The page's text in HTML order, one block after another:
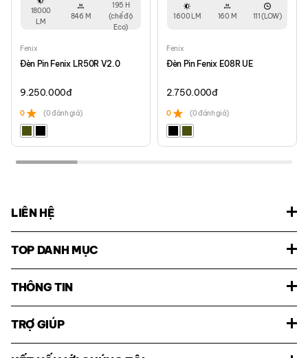
18000
LM
846 M
195 H
(chế độ
Eco)
Fenix
Đèn Pin Fenix LR50R V2.0
9.250.000đ
0 (0 đánh giá)
1600 LM 160 M 111 (LOW)
Fenix
Đèn Pin Fenix E08R UE
2.750.000đ
0 (0 đánh giá)
LIÊN HỆ
TOP DANH MỤC
THÔNG TIN
TRỢ GIÚP